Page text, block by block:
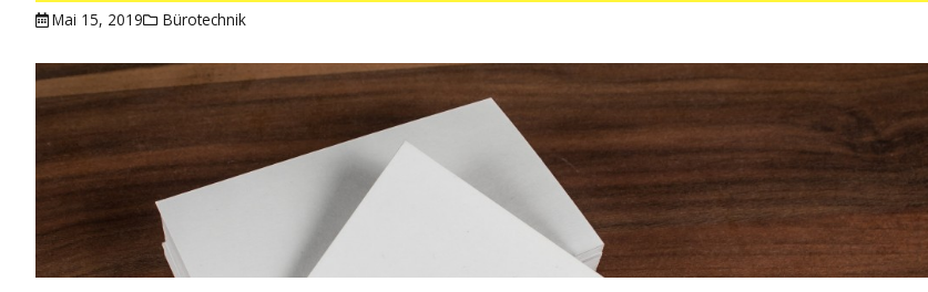
Mai 15, 2019 Bürotechnik